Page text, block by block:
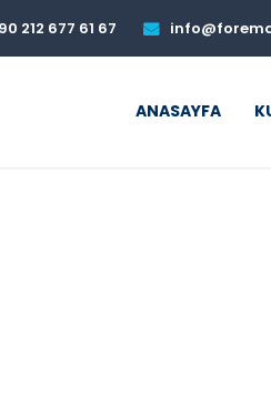
212 677 61 67
ANASAYFA